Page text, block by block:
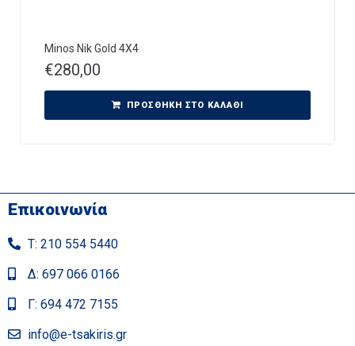
Minos Nik Gold 4X4
€280,00
ΠΡΟΣΘΉΚΗ ΣΤΟ ΚΑΛΆΘΙ
Επικοινωνία
Τ: 210 554 5440
Δ: 697 066 0166
Γ: 694 472 7155
info@e-tsakiris.gr